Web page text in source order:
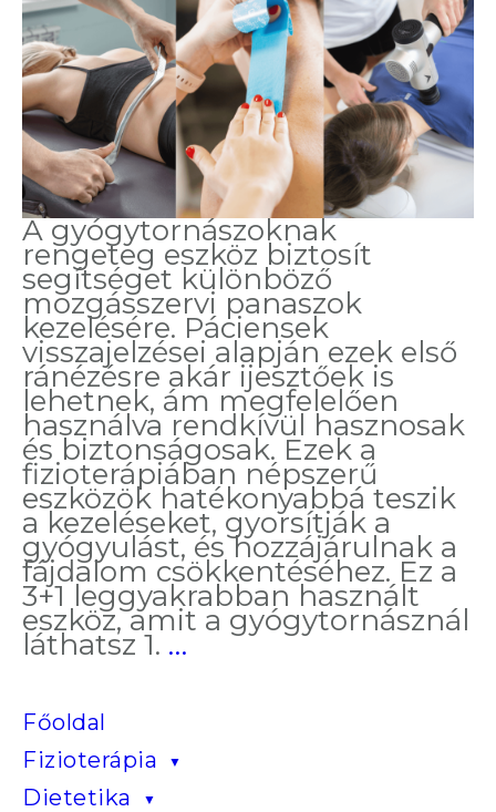
A gyógytornászoknak
rengeteg eszköz biztosít
segítséget különböző
mozgásszervi panaszok
kezelésére. Páciensek
visszajelzései alapján ezek első
ránézésre akár ijesztőek is
lehetnek, ám megfelelően
használva rendkívül hasznosak
és biztonságosak. Ezek a
fizioterápiában népszerű
eszközök hatékonyabbá teszik
a kezeléseket, gyorsítják a
gyógyulást, és hozzájárulnak a
fájdalom csökkentéséhez. Ez a
3+1 leggyakrabban használt
eszköz, amit a gyógytornásznál
láthatsz 1. … Kések,
Főoldal
Fizioterápia
Dietetika